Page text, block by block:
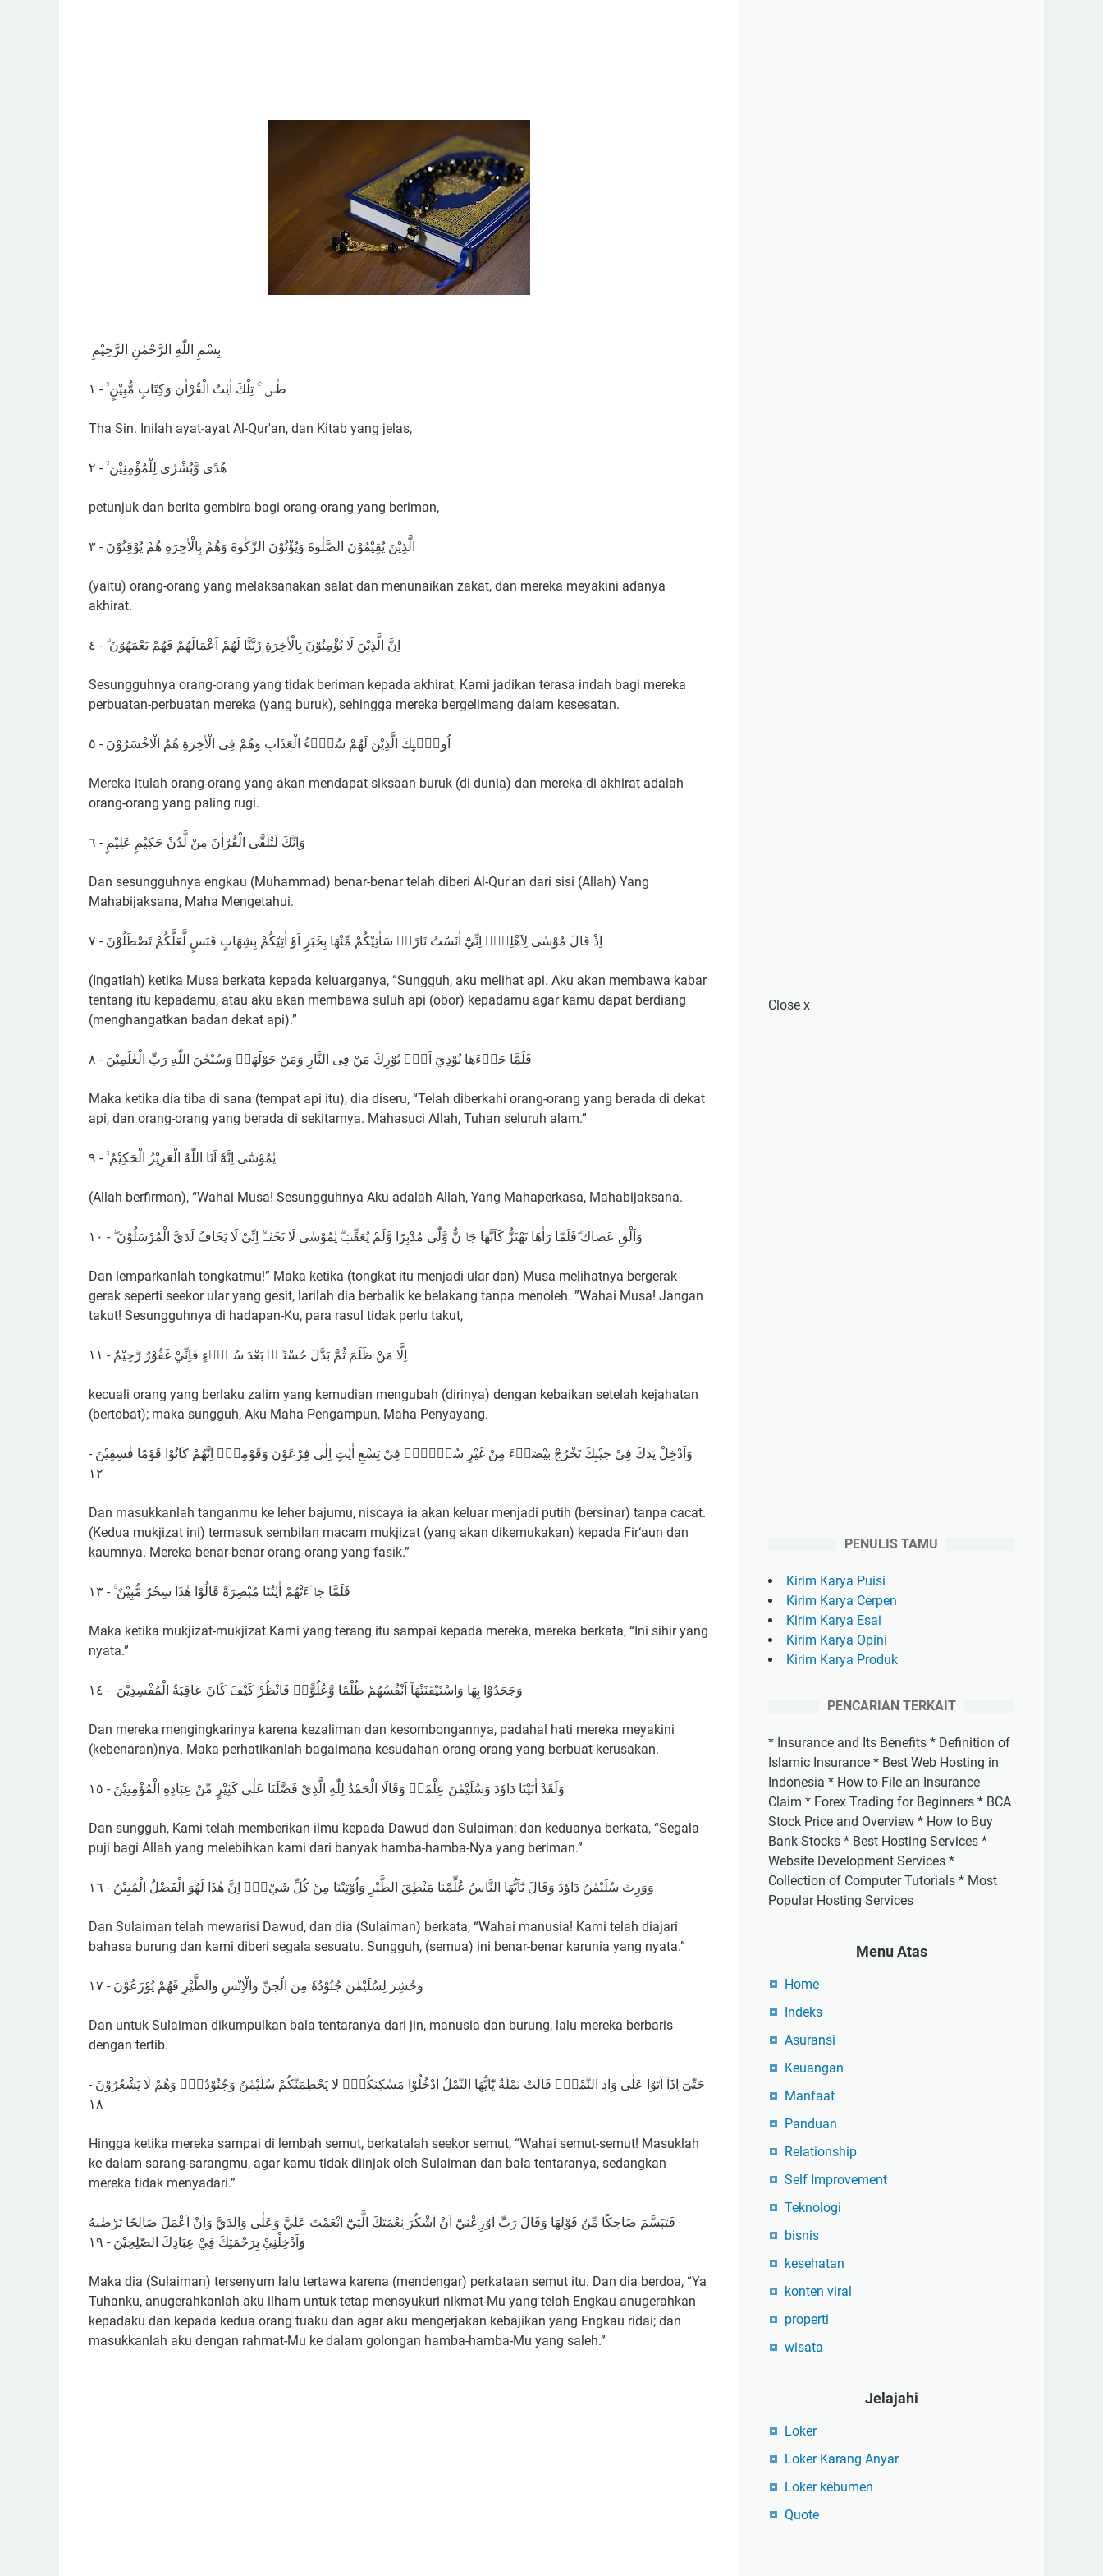
بِسْمِ اللّٰهِ الرَّحْمٰنِ الرَّحِيْمِ
طٰسۤ ۚ تِلْكَ اٰيٰتُ الْقُرْاٰنِ وَكِتَابٍ مُّبِيْنٍ ۙ - ١
Tha Sin. Inilah ayat-ayat Al-Qur'an, dan Kitab yang jelas,
هُدًى وَّبُشْرٰى لِلْمُؤْمِنِيْنَ ۙ - ٢
petunjuk dan berita gembira bagi orang-orang yang beriman,
الَّذِيْنَ يُقِيْمُوْنَ الصَّلٰوةَ وَيُؤْتُوْنَ الزَّكٰوةَ وَهُمْ بِالْاٰخِرَةِ هُمْ يُوْقِنُوْنَ - ٣
(yaitu) orang-orang yang melaksanakan salat dan menunaikan zakat, dan mereka meyakini adanya
akhirat.
اِنَّ الَّذِيْنَ لَا يُؤْمِنُوْنَ بِالْاٰخِرَةِ زَيَّنَّا لَهُمْ اَعْمَالَهُمْ فَهُمْ يَعْمَهُوْنَ ۗ - ٤
Sesungguhnya orang-orang yang tidak beriman kepada akhirat, Kami jadikan terasa indah bagi mereka
perbuatan-perbuatan mereka (yang buruk), sehingga mereka bergelimang dalam kesesatan.
اُولٰۤىِٕكَ الَّذِيْنَ لَهُمْ سُوْۤءُ الْعَذَابِ وَهُمْ فِى الْاٰخِرَةِ هُمُ الْاَخْسَرُوْنَ - ٥
Mereka itulah orang-orang yang akan mendapat siksaan buruk (di dunia) dan mereka di akhirat adalah
orang-orang yang paling rugi.
وَاِنَّكَ لَتُلَقَّى الْقُرْاٰنَ مِنْ لَّدُنْ حَكِيْمٍ عَلِيْمٍ - ٦
Dan sesungguhnya engkau (Muhammad) benar-benar telah diberi Al-Qur'an dari sisi (Allah) Yang
Mahabijaksana, Maha Mengetahui.
اِذْ قَالَ مُوْسٰى لِاَهْلِهٖٓ اِنِّيْٓ اٰنَسْتُ نَارًاۗ سَاٰتِيْكُمْ مِّنْهَا بِخَبَرٍ اَوْ اٰتِيْكُمْ بِشِهَابٍ قَبَسٍ لَّعَلَّكُمْ تَصْطَلُوْنَ - ٧
(Ingatlah) ketika Musa berkata kepada keluarganya, “Sungguh, aku melihat api. Aku akan membawa kabar
tentang itu kepadamu, atau aku akan membawa suluh api (obor) kepadamu agar kamu dapat berdiang
(menghangatkan badan dekat api).”
فَلَمَّا جَاۤءَهَا نُوْدِيَ اَنْۢ بُوْرِكَ مَنْ فِى النَّارِ وَمَنْ حَوْلَهَاۗ وَسُبْحٰنَ اللّٰهِ رَبِّ الْعٰلَمِيْنَ - ٨
Maka ketika dia tiba di sana (tempat api itu), dia diseru, “Telah diberkahi orang-orang yang berada di dekat
api, dan orang-orang yang berada di sekitarnya. Mahasuci Allah, Tuhan seluruh alam.”
يٰمُوْسٰٓى اِنَّهٗٓ اَنَا اللّٰهُ الْعَزِيْزُ الْحَكِيْمُ ۙ - ٩
(Allah berfirman), “Wahai Musa! Sesungguhnya Aku adalah Allah, Yang Mahaperkasa, Mahabijaksana.
وَاَلْقِ عَصَاكَ ۗفَلَمَّا رَاٰهَا تَهْتَزُّ كَاَنَّهَا جَاۤنٌّ وَّلّٰى مُدْبِرًا وَّلَمْ يُعَقِّبْۗ يٰمُوْسٰى لَا تَخَفْۗ اِنِّيْ لَا يَخَافُ لَدَيَّ الْمُرْسَلُوْنَ ۖ - ١٠
Dan lemparkanlah tongkatmu!” Maka ketika (tongkat itu menjadi ular dan) Musa melihatnya bergerak-
gerak seperti seekor ular yang gesit, larilah dia berbalik ke belakang tanpa menoleh. ”Wahai Musa! Jangan
takut! Sesungguhnya di hadapan-Ku, para rasul tidak perlu takut,
اِلَّا مَنْ ظَلَمَ ثُمَّ بَدَّلَ حُسْنًاۢ بَعْدَ سُوْۤءٍ فَاِنِّيْ غَفُوْرٌ رَّحِيْمٌ - ١١
kecuali orang yang berlaku zalim yang kemudian mengubah (dirinya) dengan kebaikan setelah kejahatan
(bertobat); maka sungguh, Aku Maha Pengampun, Maha Penyayang.
وَاَدْخِلْ يَدَكَ فِيْ جَيْبِكَ تَخْرُجْ بَيْضَاۤءَ مِنْ غَيْرِ سُوْۤءٍۙ فِيْ تِسْعِ اٰيٰتٍ اِلٰى فِرْعَوْنَ وَقَوْمِهٖۚ اِنَّهُمْ كَانُوْا قَوْمًا فٰسِقِيْنَ -
١٢
Dan masukkanlah tanganmu ke leher bajumu, niscaya ia akan keluar menjadi putih (bersinar) tanpa cacat.
(Kedua mukjizat ini) termasuk sembilan macam mukjizat (yang akan dikemukakan) kepada Fir‘aun dan
kaumnya. Mereka benar-benar orang-orang yang fasik.”
فَلَمَّا جَاۤءَتْهُمْ اٰيٰتُنَا مُبْصِرَةً قَالُوْا هٰذَا سِحْرٌ مُّبِيْنٌ ۚ - ١٣
Maka ketika mukjizat-mukjizat Kami yang terang itu sampai kepada mereka, mereka berkata, “Ini sihir yang
nyata.”
وَجَحَدُوْا بِهَا وَاسْتَيْقَنَتْهَآ اَنْفُسُهُمْ ظُلْمًا وَّعُلُوًّاۗ فَانْظُرْ كَيْفَ كَانَ عَاقِبَةُ الْمُفْسِدِيْنَ - ١٤
Dan mereka mengingkarinya karena kezaliman dan kesombongannya, padahal hati mereka meyakini
(kebenaran)nya. Maka perhatikanlah bagaimana kesudahan orang-orang yang berbuat kerusakan.
وَلَقَدْ اٰتَيْنَا دَاوٗدَ وَسُلَيْمٰنَ عِلْمًاۗ وَقَالَا الْحَمْدُ لِلّٰهِ الَّذِيْ فَضَّلَنَا عَلٰى كَثِيْرٍ مِّنْ عِبَادِهِ الْمُؤْمِنِيْنَ - ١٥
Dan sungguh, Kami telah memberikan ilmu kepada Dawud dan Sulaiman; dan keduanya berkata, “Segala
puji bagi Allah yang melebihkan kami dari banyak hamba-hamba-Nya yang beriman.”
وَوَرِثَ سُلَيْمٰنُ دَاوٗدَ وَقَالَ يٰٓاَيُّهَا النَّاسُ عُلِّمْنَا مَنْطِقَ الطَّيْرِ وَاُوْتِيْنَا مِنْ كُلِّ شَيْءٍۗ اِنَّ هٰذَا لَهُوَ الْفَضْلُ الْمُبِيْنُ - ١٦
Dan Sulaiman telah mewarisi Dawud, dan dia (Sulaiman) berkata, “Wahai manusia! Kami telah diajari
bahasa burung dan kami diberi segala sesuatu. Sungguh, (semua) ini benar-benar karunia yang nyata.”
وَحُشِرَ لِسُلَيْمٰنَ جُنُوْدُهٗ مِنَ الْجِنِّ وَالْاِنْسِ وَالطَّيْرِ فَهُمْ يُوْزَعُوْنَ - ١٧
Dan untuk Sulaiman dikumpulkan bala tentaranya dari jin, manusia dan burung, lalu mereka berbaris
dengan tertib.
حَتّٰىٓ اِذَآ اَتَوْا عَلٰى وَادِ النَّمْلِۙ قَالَتْ نَمْلَةٌ يّٰٓاَيُّهَا النَّمْلُ ادْخُلُوْا مَسٰكِنَكُمْۚ لَا يَحْطِمَنَّكُمْ سُلَيْمٰنُ وَجُنُوْدُهٗۙ وَهُمْ لَا يَشْعُرُوْنَ -
١٨
Hingga ketika mereka sampai di lembah semut, berkatalah seekor semut, “Wahai semut-semut! Masuklah
ke dalam sarang-sarangmu, agar kamu tidak diinjak oleh Sulaiman dan bala tentaranya, sedangkan
mereka tidak menyadari.”
فَتَبَسَّمَ ضَاحِكًا مِّنْ قَوْلِهَا وَقَالَ رَبِّ اَوْزِعْنِيْٓ اَنْ اَشْكُرَ نِعْمَتَكَ الَّتِيْٓ اَنْعَمْتَ عَلَيَّ وَعَلٰى وَالِدَيَّ وَاَنْ اَعْمَلَ صَالِحًا تَرْضٰىهُ
وَاَدْخِلْنِيْ بِرَحْمَتِكَ فِيْ عِبَادِكَ الصّٰلِحِيْنَ - ١٩
Maka dia (Sulaiman) tersenyum lalu tertawa karena (mendengar) perkataan semut itu. Dan dia berdoa, “Ya
Tuhanku, anugerahkanlah aku ilham untuk tetap mensyukuri nikmat-Mu yang telah Engkau anugerahkan
kepadaku dan kepada kedua orang tuaku dan agar aku mengerjakan kebajikan yang Engkau ridai; dan
masukkanlah aku dengan rahmat-Mu ke dalam golongan hamba-hamba-Mu yang saleh.”
Close x
PENULIS TAMU
Kirim Karya Puisi
Kirim Karya Cerpen
Kirim Karya Esai
Kirim Karya Opini
Kirim Karya Produk
PENCARIAN TERKAIT
* Insurance and Its Benefits * Definition of
Islamic Insurance * Best Web Hosting in
Indonesia * How to File an Insurance
Claim * Forex Trading for Beginners * BCA
Stock Price and Overview * How to Buy
Bank Stocks * Best Hosting Services *
Website Development Services *
Collection of Computer Tutorials * Most
Popular Hosting Services
Menu Atas
Home
Indeks
Asuransi
Keuangan
Manfaat
Panduan
Relationship
Self Improvement
Teknologi
bisnis
kesehatan
konten viral
properti
wisata
Jelajahi
Loker
Loker Karang Anyar
Loker kebumen
Quote